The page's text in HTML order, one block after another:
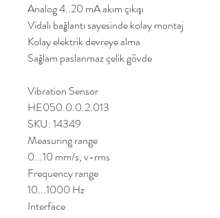
Analog 4..20 mA akım çıkışı
Vidalı bağlantı sayesinde kolay montaj
Kolay elektrik devreye alma
Sağlam paslanmaz çelik gövde
Vibration Sensor
HE050.0.0.2.013
SKU: 14349
Measuring range
0...10 mm/s, v-rms
Frequency range
10...1000 Hz
Interface